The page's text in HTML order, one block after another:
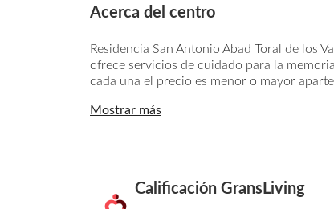
Acerca del centro
Residencia San Antonio Abad Toral de los
ofrece servicios de cuidado para la
cada una el precio es menor o mayor
Mostrar más
Calificación GransLiving